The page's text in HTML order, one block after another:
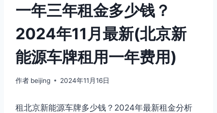
一年三年租金多少钱？
2024年11月最新(北京新
能源车牌租用一年费用)
作者 beijing 2024年11月16日
租北京新能源车牌多少钱？2024年最新租金分析